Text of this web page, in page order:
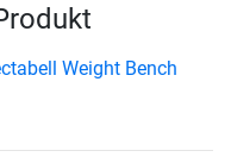
Weight Bench